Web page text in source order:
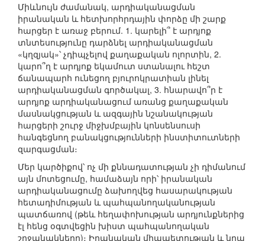
Միևնույն ժամանակ, արդիականացման
իրանական և հետխորհրդային փորձը մի շարք
հարցեր է առաջ բերում. 1. կարելի՞ է արդյոք
տնտեսությունը դարձնել արդիականացման
«կղզյակ»՝ չդիպչելով քաղաքական ոլորտին, 2.
կարո՞ղ է արդյոք եկամուտ ստանալու հեշտ
ճանապարհ ունեցող բյուրոկրատիան լինել
արդիականացման գործակալ, 3. հնարավո՞ր է
արդյոք արդիականացում առանց քաղաքական
մասնակցության և ազգային նշանակության
հարցերի շուրջ միջխմբային կոնսենսուսի
հանգեցնող բանակցությունների ինստիտուտների
զարգացման։
Մեր կարծիքով՝ ոչ մի քննադատության չի դիմանում
այն մոտեցումը, համաձայն որի՝ իրանական
արդիականացումը ձախողվեց հասարակության
հետադիմության և պահպանողականության
պատճառով (թեև հեղափոխության արդյունքներից
էլ հենց օգտվեցին խիստ պահպանողական
շրջանակները)։ Իրանական միապետության և նրա